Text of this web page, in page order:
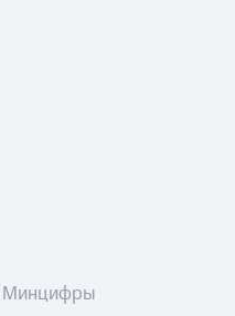
Минцифры